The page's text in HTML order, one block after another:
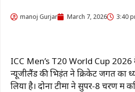
manoj Gurjar March 7, 2026 3:40
ICC Men’s T20 World Cup 2026
न्यूजीलैंड की भिड़ंत ने क्रिकेट जगत का
लिया है। दोनों टीमों ने सुपर-8 चरण में